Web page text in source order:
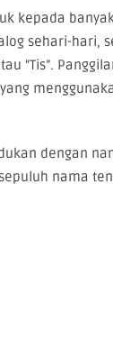
kepada
sehari-hari,
“Tis”.
dengan
nama